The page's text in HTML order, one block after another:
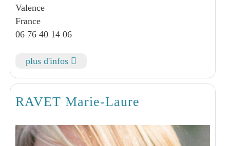
Valence
France
06 76 40 14 06
plus d'infos
RAVET Marie-Laure